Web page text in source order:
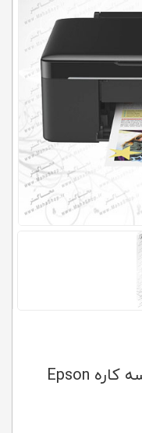
تماس
با
ما
کلاب
محاشاپ
پرینتر SX130 جوهر افشان سه کاره Epson